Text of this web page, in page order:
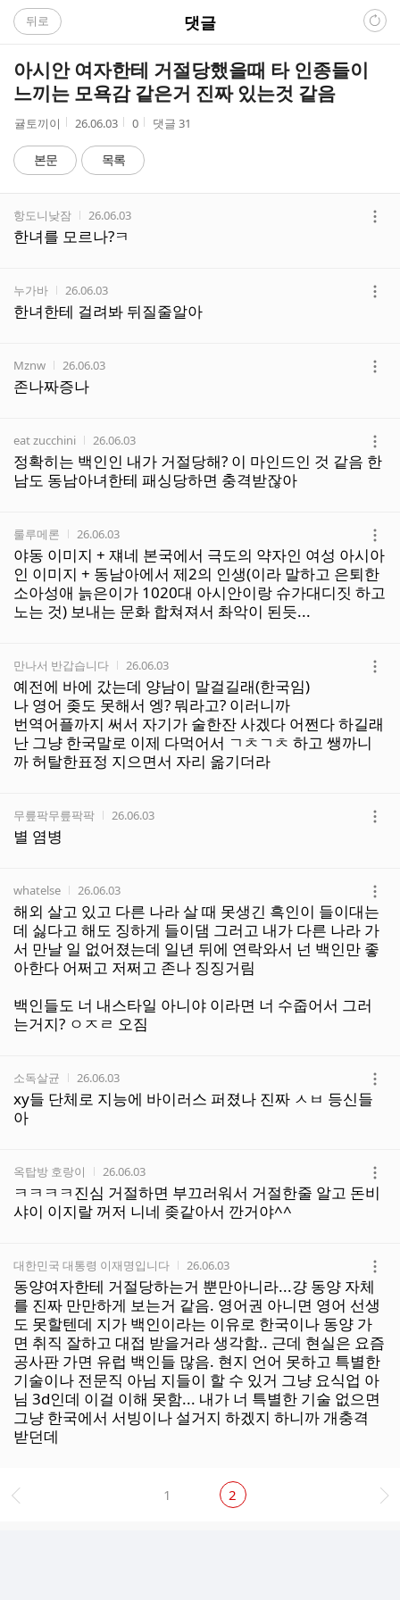
C
댓글
뒤로
아시안 여자한테 거절당했을때 타 인종들이
느끼는 모욕감 같은거 진짜 있는것 같음
작
자
귤토끼이
작
시
간
26.06.03
조
수
0 댓글 31
본문 목록
작성자
항도니낮잠 작성시간
26.06.03
한녀를 모르나?ㅋ
작성자
누가바 작성시간
26.06.03
한녀한테 걸려봐 뒤질줄알아
작성자
Mznw 작성시간
26.06.03
존나짜증나
작성자
eat zucchini 작성시간
26.06.03
정확히는 백인인 내가 거절당해? 이 마인드인 것 같음 한
남도 동남아녀한테 패싱당하면 충격받잖아
더
작성자
룰루메론 작성시간
26.06.03
야동 이미지 + 쟤네 본국에서 극도의 약자인 여성 아시아
인 이미지 + 동남아에서 제2의 인생(이라 말하고 은퇴한
소아성애 늙은이가 1020대 아시안이랑 슈가대디짓 하고
노는 것) 보내는 문화 합쳐져서 촤악이 된듯...
더
보
기
작성자
만나서 반갑습니다 작성시간
26.06.03
예전에 바에 갔는데 양남이 말걸길래(한국임)
나 영어 좆도 못해서 엥? 뭐라고? 이러니까
번역어플까지 써서 자기가 술한잔 사겠다 어쩐다 하길래
난 그냥 한국말로 이제 다먹어서 ㄱㅊㄱㅊ 하고 쌩까니
까 허탈한표정 지으면서 자리 옮기더라
기
작성자
무릎팍무릎팍팍 작성시간
26.06.03
별 염병
작성자
whatelse 작성시간
26.06.03
해외 살고 있고 다른 나라 살 때 못생긴 흑인이 들이대는
데 싫다고 해도 징하게 들이댐 그러고 내가 다른 나라 가
서 만날 일 없어졌는데 일년 뒤에 연락와서 넌 백인만 좋
아한다 어쩌고 저쩌고 존나 징징거림
백인들도 너 내스타일 아니야 이라면 너 수줍어서 그러
는거지? ㅇㅈㄹ 오짐
더
보
기
작성자
소독살균 작성시간
26.06.03
xy들 단체로 지능에 바이러스 퍼졌나 진짜 ㅅㅂ 등신들
아
작성자
옥탑방 호랑이 작성시간
26.06.03
ㅋㅋㅋㅋ진심 거절하면 부끄러워서 거절한줄 알고 돈비
샤이 이지랄 꺼저 니네 좆같아서 깐거야^^
더
보
작성자
대한민국 대통령 이재명입니다 작성시간
26.06.03
동양여자한테 거절당하는거 뿐만아니라...걍 동양 자체
를 진짜 만만하게 보는거 같음. 영어권 아니면 영어 선생
도 못할텐데 지가 백인이라는 이유로 한국이나 동양 가
면 취직 잘하고 대접 받을거라 생각함.. 근데 현실은 요즘
공사판 가면 유럽 백인들 많음. 현지 언어 못하고 특별한
기술이나 전문직 아님 지들이 할 수 있거 그냥 요식업 아
님 3d인데 이걸 이해 못함... 내가 너 특별한 기술 없으면
그냥 한국에서 서빙이나 설거지 하겠지 하니까 개충격
받던데
보
기
1 2